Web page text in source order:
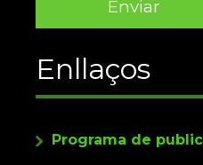
Enllaços
Programa de